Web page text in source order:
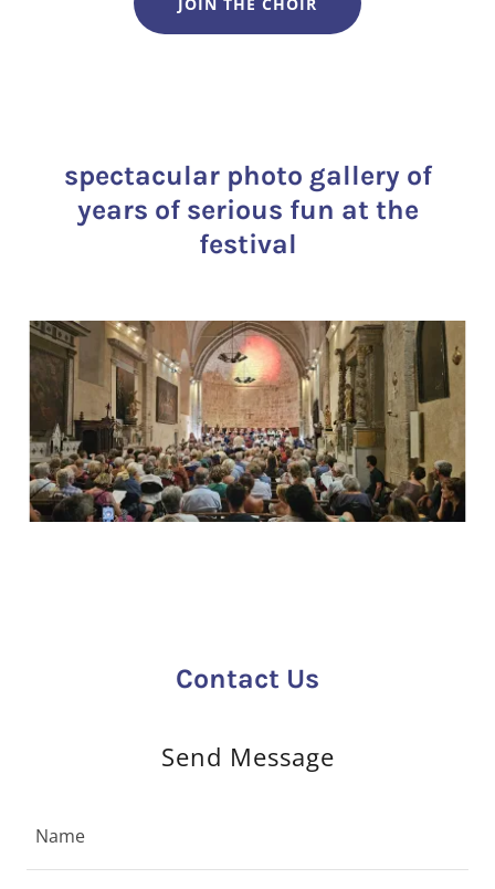
spectacular photo gallery of
years of serious fun at the
festival
Contact Us
Send Message
Name